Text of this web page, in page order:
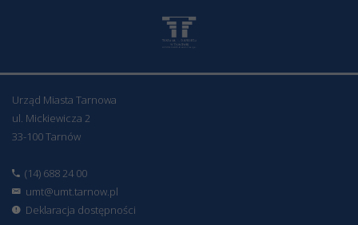
Urząd Miasta Tarnowa
ul. Mickiewicza 2
33-100 Tarnów
(14) 688 24 00
umt@umt.tarnow.pl
Deklaracja dostępności